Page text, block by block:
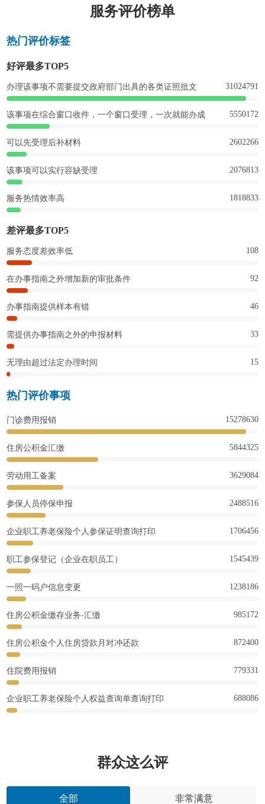
服务评价榜单
热门评价标签
好评最多TOP5
办理该事项不需要提交政府部门出具的各类证照批文 31024791
该事项在综合窗口收件，一个窗口受理，一次就能办成 5550172
可以先受理后补材料 2602266
该事项可以实行容缺受理 2076813
服务热情效率高 1818833
差评最多TOP5
服务态度差效率低 108
在办事指南之外增加新的审批条件 92
办事指南提供样本有错 46
需提供办事指南之外的申报材料 33
无理由超过法定办理时间 15
热门评价事项
门诊费用报销 15278630
住房公积金汇缴 5844325
劳动用工备案 3629084
参保人员停保申报 2488516
企业职工养老保险个人参保证明查询打印 1706456
职工参保登记（企业在职员工） 1545439
一照一码户信息变更 1238186
住房公积金缴存业务-汇缴 985172
住房公积金个人住房贷款月对冲还款 872400
住院费用报销 779331
企业职工养老保险个人权益查询单查询打印 688086
群众这么评
全部 非常满意